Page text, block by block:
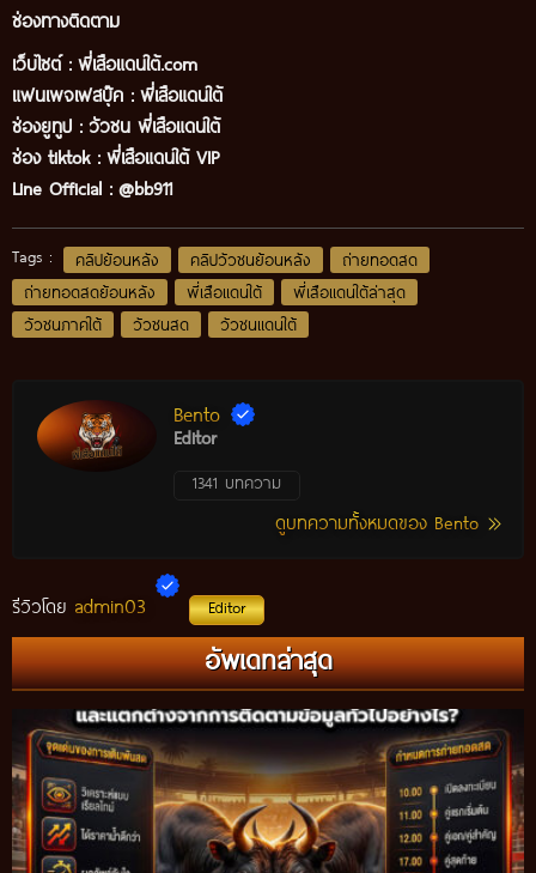
ช่องทางติดตาม
เว็บไซต์ : พี่เสือแดนใต้.com
แฟนเพจเฟสบุ๊ค : พี่เสือแดนใต้
ช่องยูทูป : วัวชน พี่เสือแดนใต้
ช่อง tiktok : พี่เสือแดนใต้ VIP
Line Official : @bb911
Tags : คลิปย้อนหลัง คลิปวัวชนย้อนหลัง
ถ่ายทอดสด
ถ่ายทอดสดย้อนหลัง
พี่เสือแดนใต้
พี่เสือแดนใต้ล่าสุด
วัวชนภาคใต้
วัวชนสด วัวชนแดนใต้
Bento
Editor
1341 บทความ
ดูบทความทั้งหมดของ Bento
รีวิวโดย admin03 Editor
อัพเดทล่าสุด